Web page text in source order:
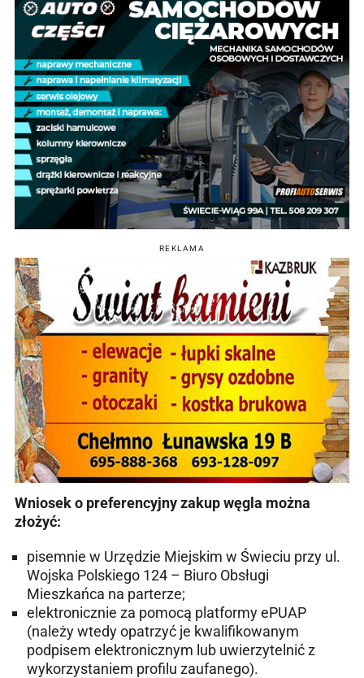
REKLAMA
Wniosek o preferencyjny zakup węgla można
złożyć:
pisemnie w Urzędzie Miejskim w Świeciu przy ul.
Wojska Polskiego 124 – Biuro Obsługi
Mieszkańca na parterze;
elektronicznie za pomocą platformy ePUAP
(należy wtedy opatrzyć je kwalifikowanym
podpisem elektronicznym lub uwierzytelnić z
wykorzystaniem profilu zaufanego).